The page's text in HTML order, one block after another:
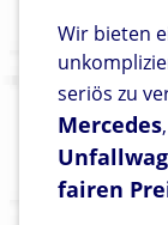
Wir bieten
seriös zu
Mercedes,
fairen